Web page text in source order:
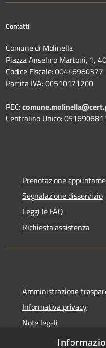
Contatti
Comune di Molinella
Piazza Anselmo Martoni, 1,
Codice Fiscale: 00446980377
Partita IVA: 00510171200
PEC:
Centralino Unico:
Prenotazione
Segnalazione disservizio
Leggi le FAQ
Richiesta assistenza
Amministrazione
Informativa privacy
Note legali
Dichiarazione di